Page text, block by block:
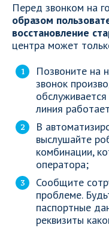
Перед звонком на
образом
восстановление
центра может
Позвоните на
звонок
линия
В
выслушайте
комбинации,
оператора;
Сообщите
проблеме.
паспортные
реквизиты